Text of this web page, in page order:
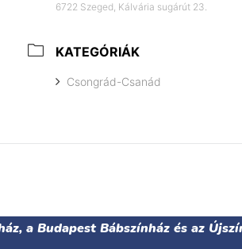
6722 Szeged, Kálvária sugárút 23.
KATEGÓRIÁK
Csongrád-Csanád
a Budapest Bábszínház és az